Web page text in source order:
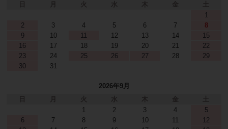
1
2
3 4 5 6 7
8
9
10 11 12 13 14
15
16
17 18 19 20 21
22
23
24 25 26 27 28
29
30
31
2026年9月
1
2 3 4
5
6
7 8 9 10 11
12